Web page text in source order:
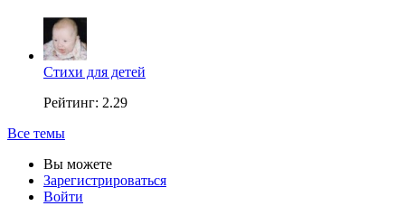
Стихи для детей
Рейтинг: 2.29
Все темы
Вы можете
Зарегистрироваться
Войти